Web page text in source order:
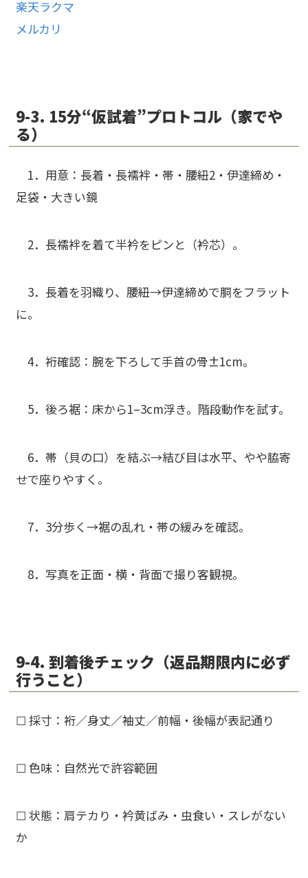
楽天ラクマ
メルカリ
9-3. 15分“仮試着”プロトコル（家でや
る）
1． 用意 ：長着・長襦袢・帯・腰紐2・伊達締め・
足袋・大きい鏡
2．長襦袢を着て半衿をピンと （衿芯）。
3．長着を羽織り、腰紐→伊達締めで胴をフラット
に。
4．裄確認 ：腕を下ろして手首の骨±1cm。
5．後ろ裾 ：床から1–3cm浮き。階段動作を試す。
6．帯（貝の口）を結ぶ→結び目は水平、やや脇寄
せで座りやすく。
7．3分歩く→裾の乱れ ・帯の緩みを確認。
8．写真を正面・横・背面で撮り客観視。
9-4. 到着後チェック（返品期限内に必ず
行うこと）
☐ 採寸：裄／身丈／袖丈／前幅・後幅が表記通り
☐ 色味：自然光で許容範囲
☐ 状態：肩テカり・衿黄ばみ・虫食い・スレがない
か